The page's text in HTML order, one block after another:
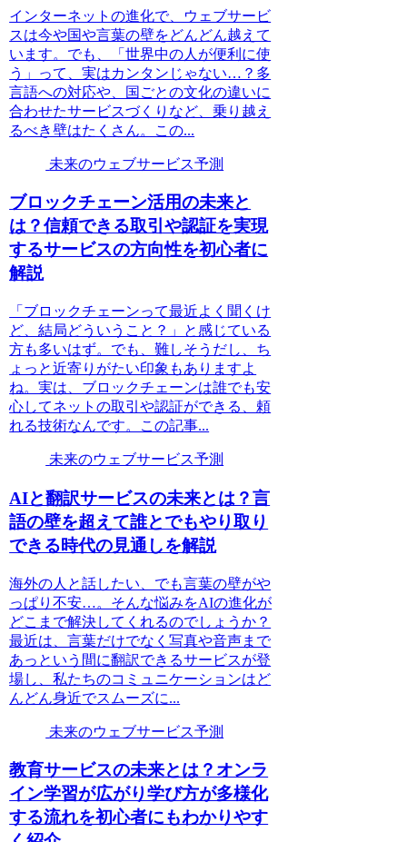
インターネットの進化で、ウェブサービ
スは今や国や言葉の壁をどんどん越えて
います。でも、「世界中の人が便利に使
う」って、実はカンタンじゃない…？多
言語への対応や、国ごとの文化の違いに
合わせたサービスづくりなど、乗り越え
るべき壁はたくさん。この...
未来のウェブサービス予測
ブロックチェーン活用の未来と
は？信頼できる取引や認証を実現
するサービスの方向性を初心者に
解説
「ブロックチェーンって最近よく聞くけ
ど、結局どういうこと？」と感じている
方も多いはず。でも、難しそうだし、ち
ょっと近寄りがたい印象もありますよ
ね。実は、ブロックチェーンは誰でも安
心してネットの取引や認証ができる、頼
れる技術なんです。この記事...
未来のウェブサービス予測
AIと翻訳サービスの未来とは？言
語の壁を超えて誰とでもやり取り
できる時代の見通しを解説
海外の人と話したい、でも言葉の壁がや
っぱり不安…。そんな悩みをAIの進化が
どこまで解決してくれるのでしょうか？
最近は、言葉だけでなく写真や音声まで
あっという間に翻訳できるサービスが登
場し、私たちのコミュニケーションはど
んどん身近でスムーズに...
未来のウェブサービス予測
教育サービスの未来とは？オンラ
イン学習が広がり学び方が多様化
する流れを初心者にもわかりやす